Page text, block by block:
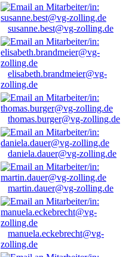
susanne.best@vg-zolling.de
elisabeth.brandmeier@vg-
zolling.de
thomas.burger@vg-zolling.de
daniela.dauer@vg-zolling.de
martin.dauer@vg-zolling.de
manuela.eckebrecht@vg-
zolling.de